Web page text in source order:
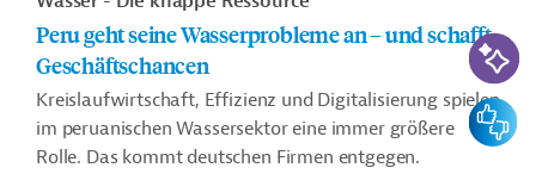
Peru geht seine Wasserprobleme an – und schafft
Geschäftschancen
Kreislaufwirtschaft, Effizienz und Digitalisierung spielen
im peruanischen Wassersektor eine immer größere
Rolle. Das kommt deutschen Firmen entgegen.
KI-